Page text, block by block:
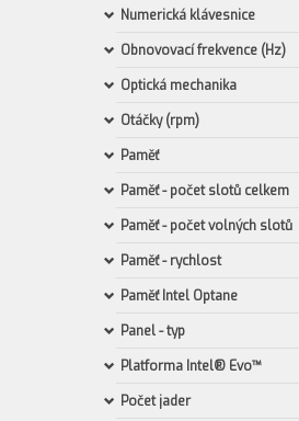
Numerická klávesnice
Obnovovací frekvence (Hz)
Optická mechanika
Otáčky (rpm)
Paměť
Paměť - počet slotů celkem
Paměť - počet volných slotů
Paměť - rychlost
Paměť Intel Optane
Panel - typ
Platforma Intel® Evo™
Počet jader